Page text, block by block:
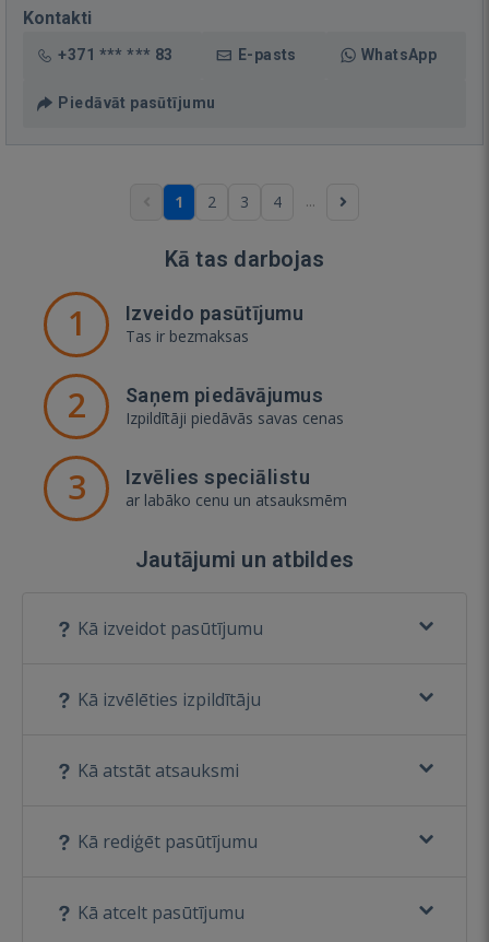
Kontakti
+371 *** *** 83 E-pasts WhatsApp
Piedāvāt pasūtījumu
1 2 3 4 ...
Kā tas darbojas
1 Izveido pasūtījumu
Tas ir bezmaksas
2 Saņem piedāvājumus
Izpildītāji piedāvās savas cenas
3 Izvēlies speciālistu
ar labāko cenu un atsauksmēm
Jautājumi un atbildes
Kā izveidot pasūtījumu
Kā izvēlēties izpildītāju
Kā atstāt atsauksmi
Kā rediģēt pasūtījumu
Kā atcelt pasūtījumu